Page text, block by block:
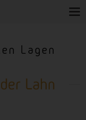
T
Lagen